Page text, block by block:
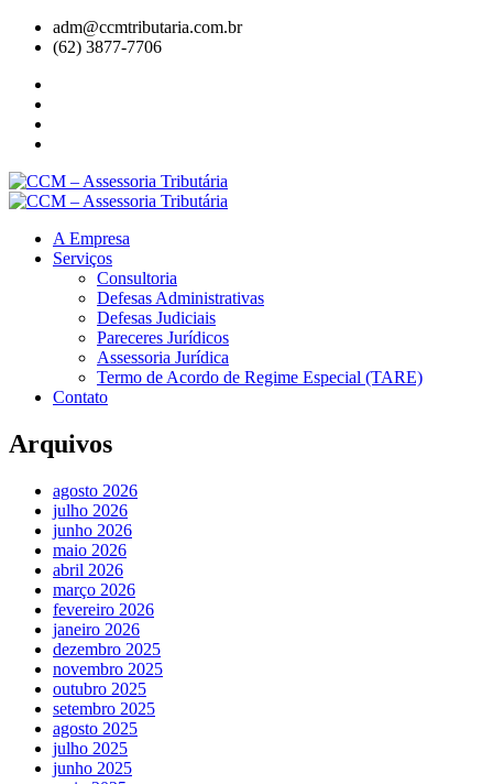
adm@ccmtributaria.com.br
(62) 3877-7706
A Empresa
Serviços
Consultoria
Defesas Administrativas
Defesas Judiciais
Pareceres Jurídicos
Assessoria Jurídica
Termo de Acordo de Regime Especial (TARE)
Contato
Arquivos
agosto 2026
julho 2026
junho 2026
maio 2026
abril 2026
março 2026
fevereiro 2026
janeiro 2026
dezembro 2025
novembro 2025
outubro 2025
setembro 2025
agosto 2025
julho 2025
junho 2025